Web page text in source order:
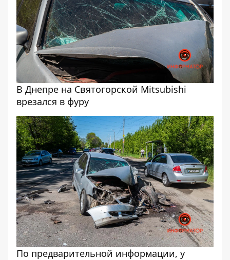
В Днепре на Святогорской Mitsubishi
врезался в фуру
По предварительной информации, у